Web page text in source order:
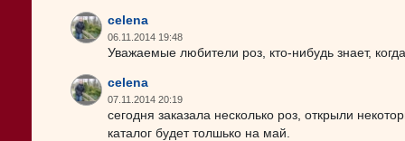
celena
06.11.2014 19:48
Уважаемые любители роз, кто-нибудь знает,
celena
07.11.2014 20:19
сегодня заказала несколько роз, открыли
каталог будет толшько на май.